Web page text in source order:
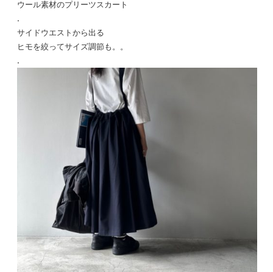
ウール素材のプリーツスカート
.
サイドウエストから出る
ヒモを絞ってサイズ調節も。。
.